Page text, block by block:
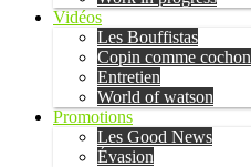
Vidéos
Les Bouffistas
Copin comme cochon
Entretien
World of watson
Promotions
Les Good News
Évasion